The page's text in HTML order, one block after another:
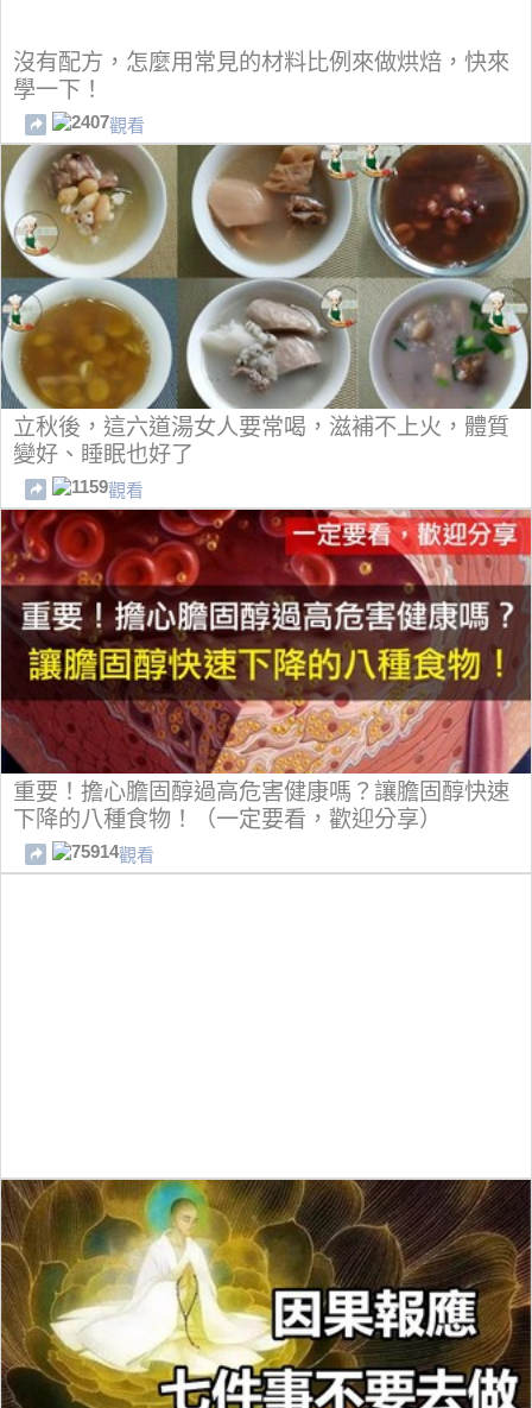
沒有配方，怎麼用常見的材料比例來做烘焙，快來
學一下！
2407觀看
立秋後，這六道湯女人要常喝，滋補不上火，體質
變好、睡眠也好了
1159觀看
重要！擔心膽固醇過高危害健康嗎？讓膽固醇快速
下降的八種食物！（一定要看，歡迎分享）
75914觀看